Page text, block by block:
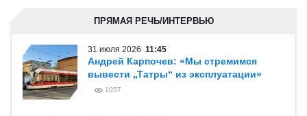
ПРЯМАЯ РЕЧЬ/ИНТЕРВЬЮ
31 июля 2026 11:45
Андрей Карпочев: «Мы стремимся
вывести „Татры“ из эксплуатации»
1057